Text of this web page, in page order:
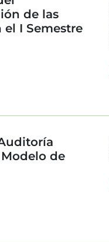
de las
I Semestre
de